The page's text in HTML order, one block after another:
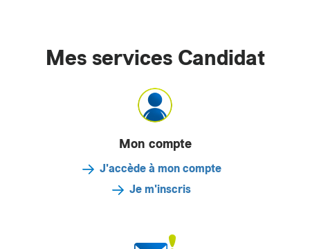
Mes services Candidat
Mon compte
J'accède à mon compte
Je m'inscris